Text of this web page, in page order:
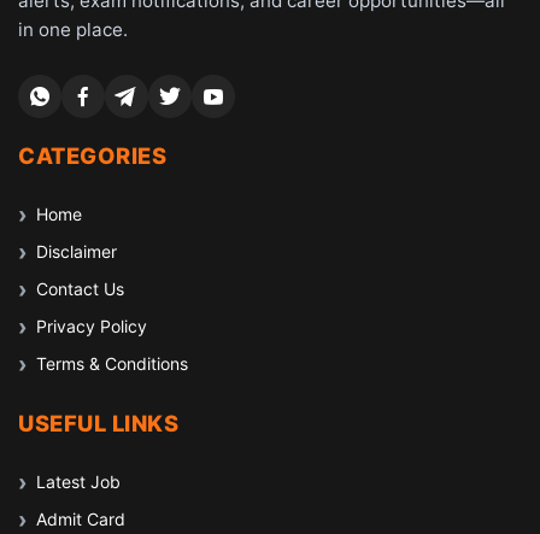
in one place.
CATEGORIES
Home
Disclaimer
Contact Us
Privacy Policy
Terms & Conditions
USEFUL LINKS
Latest Job
Admit Card